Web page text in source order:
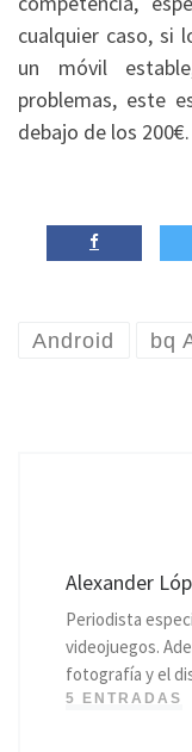
cualquier caso, si
un móvil
problemas, este
debajo de los 200€.
Android bq
Alexander
Periodista
videojuegos.
fotografía y el
5 ENTRADAS